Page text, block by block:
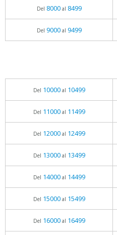
Del 8000al 8499
Del 9000al 9499
Del 10000al 10499
Del 11000al 11499
Del 12000al 12499
Del 13000al 13499
Del 14000al 14499
Del 15000al 15499
Del 16000al 16499